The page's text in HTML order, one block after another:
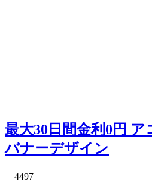
最大30日間金利0円 ア
バナーデザイン
4497